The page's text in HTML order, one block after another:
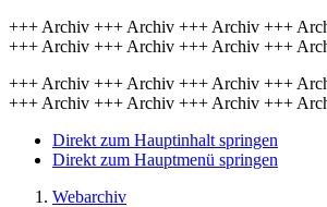
+++ Archiv +++ Archiv +++ Archiv +++
+++ Archiv +++ Archiv +++ Archiv +++
+++ Archiv +++ Archiv +++ Archiv +++
+++ Archiv +++ Archiv +++ Archiv +++
Direkt zum Hauptinhalt springen
Direkt zum Hauptmenü springen
Webarchiv